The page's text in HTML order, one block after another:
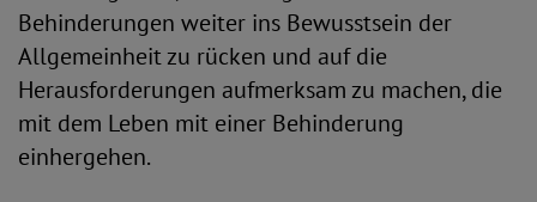
Behinderungen weiter ins Bewusstsein der
Allgemeinheit zu rücken und auf die
Herausforderungen aufmerksam zu machen, die
mit dem Leben mit einer Behinderung
einhergehen.